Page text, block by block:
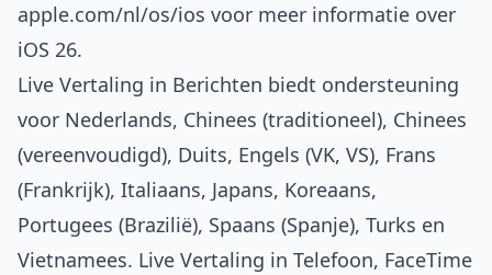
apple.com/nl/os/ios voor meer informatie over
iOS 26.
Live Vertaling in Berichten biedt ondersteuning
voor Nederlands, Chinees (traditioneel), Chinees
(vereenvoudigd), Duits, Engels (VK, VS), Frans
(Frankrijk), Italiaans, Japans, Koreaans,
Portugees (Brazilië), Spaans (Spanje), Turks en
Vietnamees. Live Vertaling in Telefoon, FaceTime